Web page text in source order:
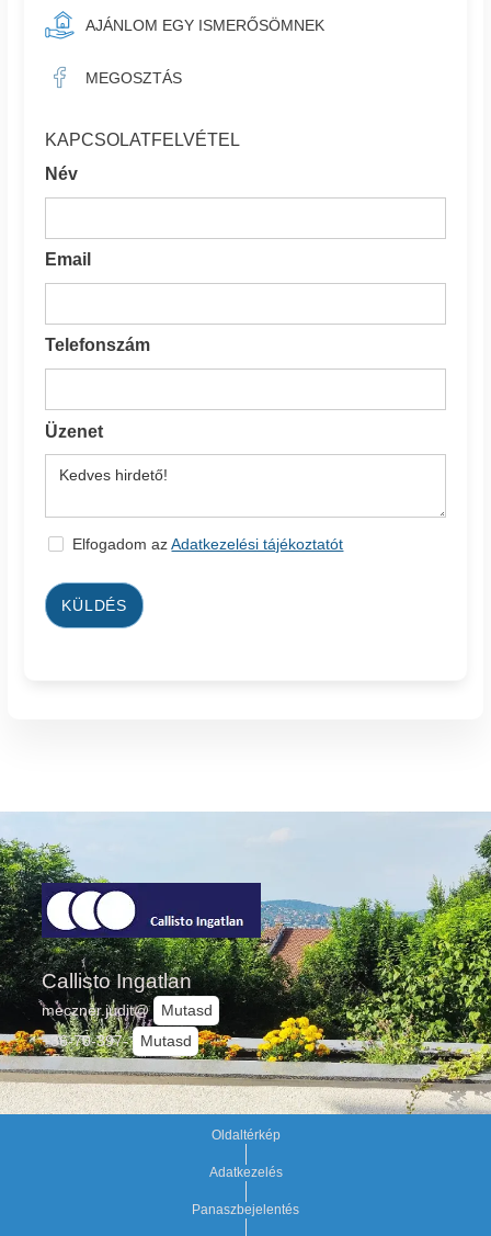
AJÁNLOM EGY ISMERŐSÖMNEK
MEGOSZTÁS
KAPCSOLATFELVÉTEL
Név
Email
Telefonszám
Üzenet
Elfogadom azAdatkezelési tájékoztatót
KÜLDÉS
Callisto Ingatlan
meczner.judit@
Mutasd
+36-70-397-
Mutasd
Oldaltérkép
Adatkezelés
Panaszbejelentés